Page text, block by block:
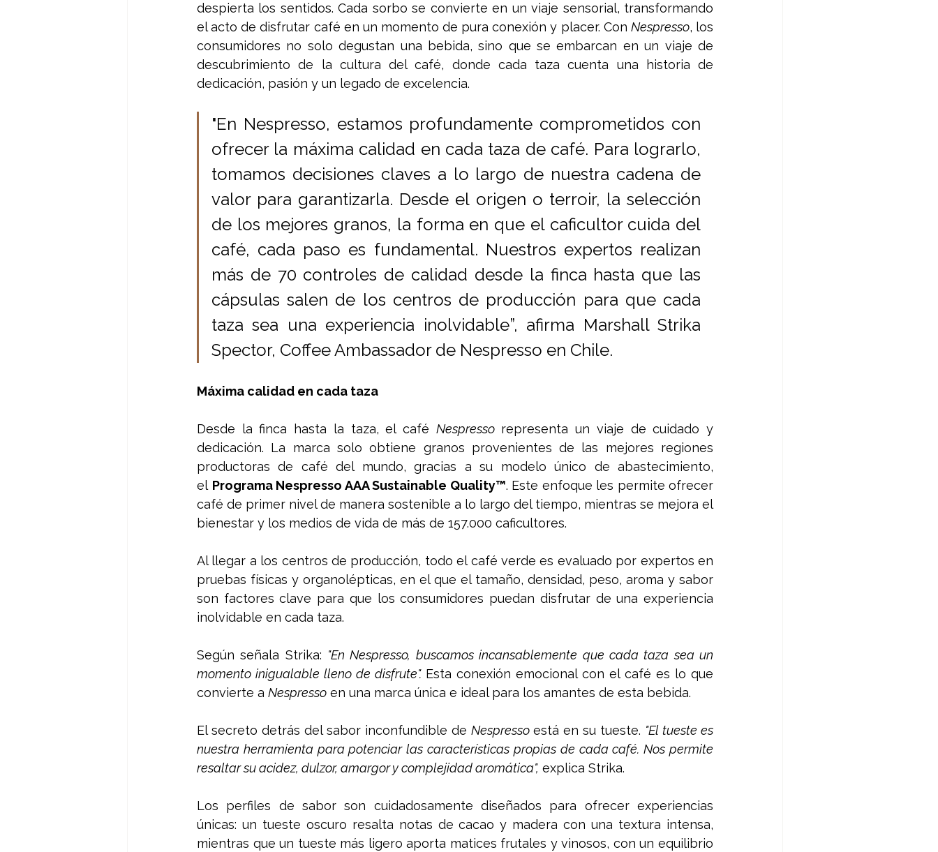
despierta los sentidos. Cada sorbo se convierte en un viaje sensorial, transformando
el acto de disfrutar café en un momento de pura conexión y placer. Con Nespresso, los
consumidores no solo degustan una bebida, sino que se embarcan en un viaje de
descubrimiento de la cultura del café, donde cada taza cuenta una historia de
dedicación, pasión y un legado de excelencia.
"En Nespresso, estamos profundamente comprometidos con
ofrecer la máxima calidad en cada taza de café. Para lograrlo,
tomamos decisiones claves a lo largo de nuestra cadena de
valor para garantizarla. Desde el origen o terroir, la selección
de los mejores granos, la forma en que el caficultor cuida del
café, cada paso es fundamental. Nuestros expertos realizan
más de 70 controles de calidad desde la finca hasta que las
cápsulas salen de los centros de producción para que cada
taza sea una experiencia inolvidable”, afirma Marshall Strika
Spector, Coffee Ambassador de Nespresso en Chile.
Máxima calidad en cada taza
Desde la finca hasta la taza, el café Nespresso representa un viaje de cuidado y
dedicación. La marca solo obtiene granos provenientes de las mejores regiones
productoras de café del mundo, gracias a su modelo único de abastecimiento,
el Programa Nespresso AAA Sustainable Quality™. Este enfoque les permite ofrecer
café de primer nivel de manera sostenible a lo largo del tiempo, mientras se mejora el
bienestar y los medios de vida de más de 157.000 caficultores.
Al llegar a los centros de producción, todo el café verde es evaluado por expertos en
pruebas físicas y organolépticas, en el que el tamaño, densidad, peso, aroma y sabor
son factores clave para que los consumidores puedan disfrutar de una experiencia
inolvidable en cada taza.
Según señala Strika: "En Nespresso, buscamos incansablemente que cada taza sea un
momento inigualable lleno de disfrute". Esta conexión emocional con el café es lo que
convierte a Nespresso en una marca única e ideal para los amantes de esta bebida.
El secreto detrás del sabor inconfundible de Nespresso está en su tueste. "El tueste es
nuestra herramienta para potenciar las características propias de cada café. Nos permite
resaltar su acidez, dulzor, amargor y complejidad aromática", explica Strika.
Los perfiles de sabor son cuidadosamente diseñados para ofrecer experiencias
únicas: un tueste oscuro resalta notas de cacao y madera con una textura intensa,
mientras que un tueste más ligero aporta matices frutales y vinosos, con un equilibrio